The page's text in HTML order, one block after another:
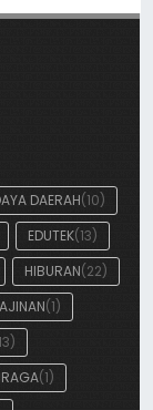
DAERAH(10)
EDUTEK(13)
HIBURAN(22)
(1)
(1)